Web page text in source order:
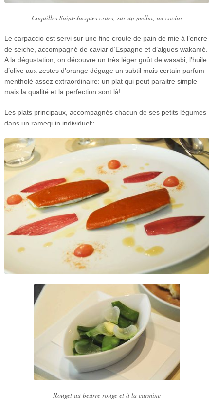
Coquilles Saint-Jacques crues, sur un melba, au caviar
Le carpaccio est servi sur une fine croute de pain de mie à l’encre
de seiche, accompagné de caviar d’Espagne et d’algues wakamé.
A la dégustation, on découvre un très léger goût de wasabi, l’huile
d’olive aux zestes d’orange dégage un subtil mais certain parfum
mentholé assez extraordinaire: un plat qui peut paraitre simple
mais la qualité et la perfection sont là!
Les plats principaux, accompagnés chacun de ses petits légumes
dans un ramequin individuel::
Rouget au beurre rouge et à la carmine